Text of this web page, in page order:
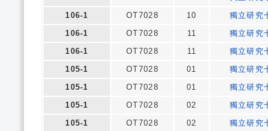
106-1
OT7028 10
獨立研究
106-1
OT7028 11
獨立研究
106-1
OT7028 11
獨立研究
105-1
OT7028 01
獨立研究
105-1
OT7028 01
獨立研究
105-1
OT7028 02
獨立研究
105-1
OT7028 02
獨立研究